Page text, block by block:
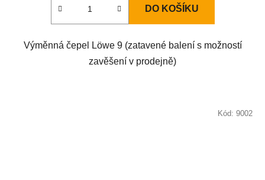
DO KOŠÍKU
Výměnná čepel Löwe 9 (zatavené balení s možností
zavěšení v prodejně)
Kód: 9002